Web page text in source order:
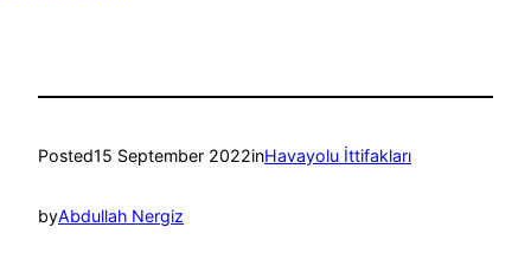
Posted15 September 2022inHavayolu İttifakları
byAbdullah Nergiz